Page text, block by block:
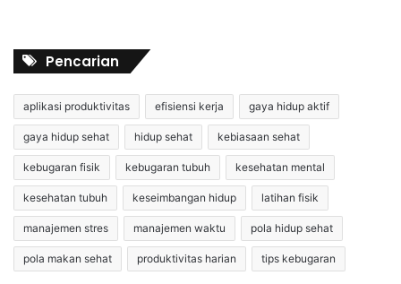
Pencarian
aplikasi produktivitas efisiensi kerja gaya hidup aktif
gaya hidup sehat hidup sehat kebiasaan sehat
kebugaran fisik kebugaran tubuh kesehatan mental
kesehatan tubuh keseimbangan hidup latihan fisik
manajemen stres manajemen waktu pola hidup sehat
pola makan sehat produktivitas harian tips kebugaran